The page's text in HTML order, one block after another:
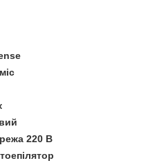
220 В